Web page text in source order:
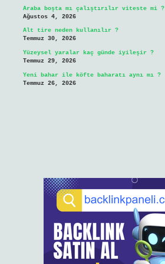
Araba boşta mı çalıştırılır viteste mi ?
Ağustos 4, 2026
Alt tire neden kullanılır ?
Temmuz 30, 2026
Yüzeysel yaralar kaç günde iyileşir ?
Temmuz 29, 2026
Yeni bahar ile köfte baharatı aynı mı ?
Temmuz 26, 2026